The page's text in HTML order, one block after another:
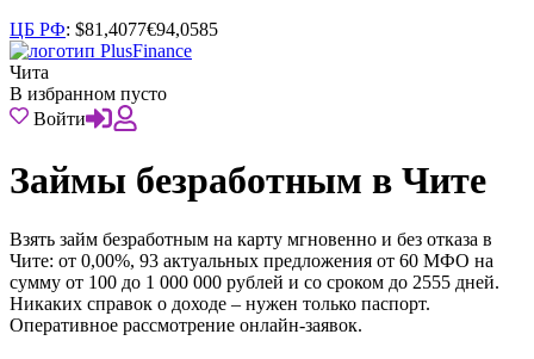
ЦБ РФ: $81,4077€94,0585
Чита
В избранном пусто
Войти
Займы безработным в Чите
Взять займ безработным на карту мгновенно и без отказа в
Чите: от 0,00%, 93 актуальных предложения от 60 МФО на
сумму от 100 до 1 000 000 рублей и со сроком до 2555 дней.
Никаких справок о доходе – нужен только паспорт.
Оперативное рассмотрение онлайн-заявок.